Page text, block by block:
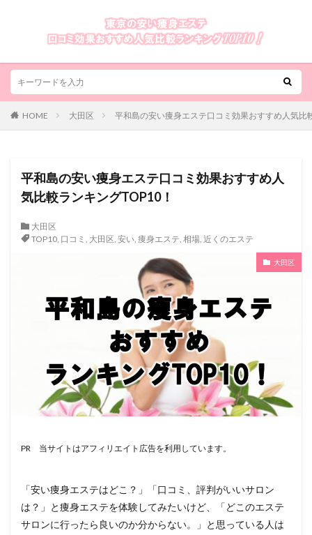
HOME 大田区 平和島の安い痩身エステ口コミ効果おすすめ人気比
平和島の安い痩身エステ口コミ効果おすすめ人
気比較ランキングTOP10！
大田区
TOP10, 口コミ , 大田区, 安い, 痩身エステ, 相場, 近くのエステ
大田区
PR 当サイトはアフィリエイト広告を利用しています。
「安い痩身エステはどこ？」「口コミ、評判がいいサロン
は？」と痩身エステを体験してみたいけど、「どこのエステ
サロンに行ったら良いのか分からない。」と思っている人は